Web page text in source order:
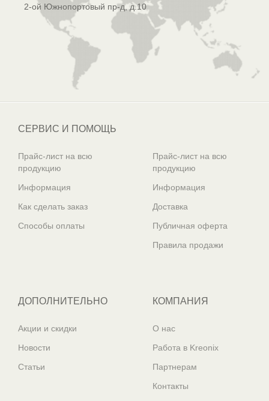
2-ой Южнопортовый пр-д, д.10
СЕРВИС И ПОМОЩЬ
Прайс-лист на всю
продукцию
Информация
Как сделать заказ
Способы оплаты
Прайс-лист на всю
продукцию
Информация
Доставка
Публичная оферта
Правила продажи
ДОПОЛНИТЕЛЬНО
Акции и скидки
Новости
Статьи
КОМПАНИЯ
О нас
Работа в Kreonix
Партнерам
Контакты